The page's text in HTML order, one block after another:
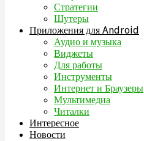
Стратегии
Шутеры
Приложения для Android
Аудио и музыка
Виджеты
Для работы
Инструменты
Интернет и Браузеры
Мультимедиа
Читалки
Интересное
Новости